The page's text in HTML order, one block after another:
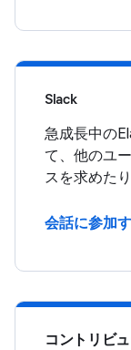
Slack
急成長中の
て、他のユ
スを求めた
会話に参加
コントリビ